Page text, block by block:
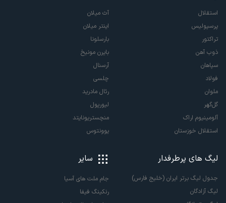
استقلال
پرسپولیس
تراکتور
ذوب آهن
سپاهان
فولاد
ملوان
گل‌گهر
آلومینیوم اراک
استقلال خوزستان
آث میلان
اینتر میلان
بارسلونا
بایرن مونیخ
آرسنال
چلسی
رئال مادرید
لیورپول
منچستریونایتد
یوونتوس
لیگ های پرطرفدار
جدول لیگ برتر ایران (خلیج فارس)
لیگ آزادگان
سایر
جام ملت های آسیا
رنکینگ فیفا